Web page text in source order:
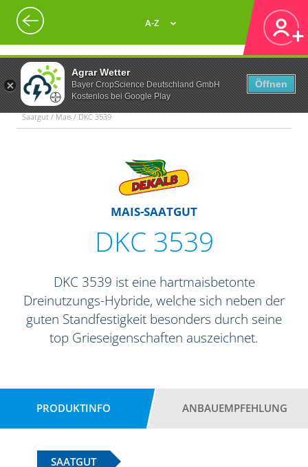
Agrar Wetter
Bayer CropScience Deutschland GmbH
Kostenlos bei Google Play
Öffnen
A-Z
Saatgut / Mais / DKC 3539
MAIS-SAATGUT
DKC 3539
DKC 3539 ist eine hartmaisbetonte
Dreinutzungs-Hybride, welche sich neben der
guten Standfestigkeit besonders durch seine
top Grieseigenschaften auszeichnet.
PRODUKTINFO ANBAUEMPFEHLUNG
SAATGUT